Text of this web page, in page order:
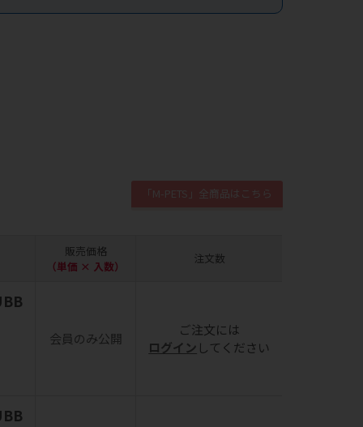
「M-PETS」全商品はこちら
販売価格
（単価 × 入数）
注文数
会員のみ公開
ご注文には
ログイン してください